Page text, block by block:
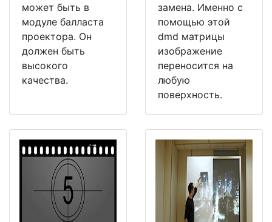
может быть в
модуле балласта
проектора. Он
должен быть
высокого
качества.
замена. Именно с
помощью этой
dmd матрицы
изображение
переносится на
любую
поверхность.